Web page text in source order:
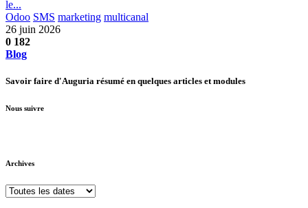
le...
Odoo SMS marketing multicanal
26 juin 2026
0 182
Blog
Savoir faire d'Auguria résumé en quelques articles et modules
Nous suivre
Archives